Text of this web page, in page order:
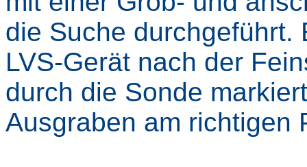
die Suche durchgeführt.
LVS-Gerät nach der
durch die Sonde
Ausgraben am richtigen